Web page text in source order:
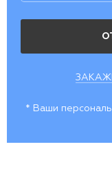
* Ваши